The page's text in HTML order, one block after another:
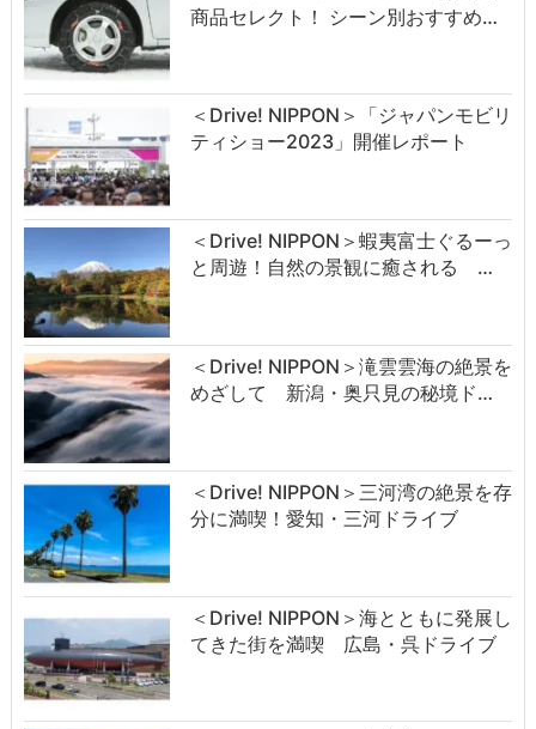
商品セレクト！ シーン別おすすめ…
＜Drive! NIPPON＞「ジャパンモビリ
ティショー2023」開催レポート
＜Drive! NIPPON＞蝦夷富士ぐるーっ
と周遊！自然の景観に癒される …
＜Drive! NIPPON＞滝雲雲海の絶景を
めざして 新潟・奥只見の秘境ド…
＜Drive! NIPPON＞三河湾の絶景を存
分に満喫！愛知・三河ドライブ
＜Drive! NIPPON＞海とともに発展し
てきた街を満喫 広島・呉ドライブ